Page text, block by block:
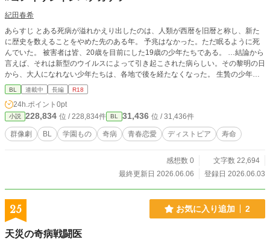
紀田春希
あらすじ とある死病が溢れかえり出したのは、人類が西暦を旧暦と称し、新た
に歴史を数えることをやめた先のある年。 予兆はなかった。ただ眠るように死
んでいた。 被害者は皆、20歳を目前にした19歳の少年たちである。 …結論から
言えば、それは新型のウイルスによって引き起こされた病らしい。その黎明の日
から、大人になれない少年たちは、各地で後を経たなくなった。 生贄の少年た
ちの寿命はまるまる4年間。15歳になった日から、20歳になる1日前、3年と11
ヶ月30日である。 『感染後の致死率、99.8%』 降って湧いた混乱の中、世界各
地の技術力を結集させて生み出されたのは、感染者の命を媒介して作るダイヤモ
ンドのような『特効薬』。その薬剤の調剤には感染した少年に含まれる多量の血
液が必要であり、それを1人から賄うには、大体3ヶ月強抽出し続けることが必
要だった。 故に【選ばれてしまった】彼らはその寿命を、3ヶ月遺して逝くこと
た、有限の病。子供と大人の狭間のみを生きて死ぬその病を、いつしか合理的な
大人たちは、『青春病』と呼ぶことにした。 ──絶対死んじゃう男子高校生たち
のだから！
BL 連載中 長編 R18
24h.ポイント 0pt
小説 228,834 位 / 228,834件 BL 31,436 位 / 31,436件
群像劇 BL 学園もの 奇病 青春恋愛 ディストピア 寿命
感想数 0
文字数 22,694
最終更新日 2026.06.06
登録日 2026.06.03
25 お気に入り追加 2
天災の奇病戦闘医